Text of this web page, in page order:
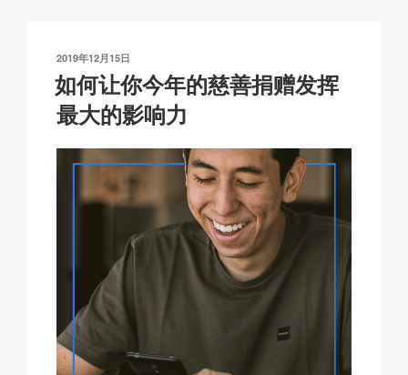
n
k o
k
p at
发
布
于
2019年12月15日
如何让你今年的慈善捐赠发挥
最大的影响力